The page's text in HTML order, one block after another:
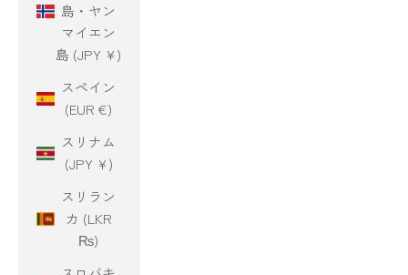
島・ヤン
マイエン
島 (JPY ¥)
スペイン
(EUR €)
スリナム
(JPY ¥)
スリラン
カ (LKR
₨)